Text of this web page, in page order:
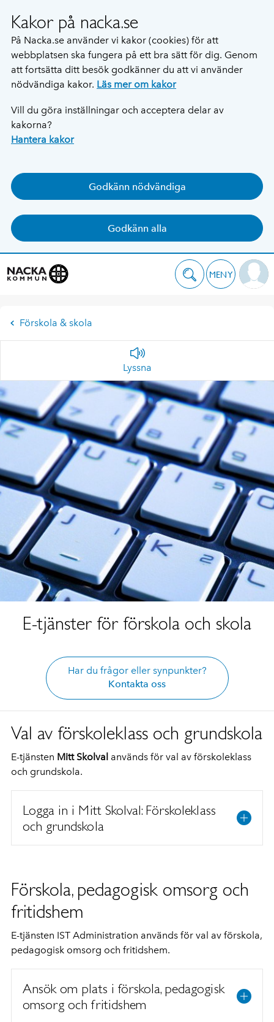
Kakor på nacka.se
På Nacka.se använder vi kakor (cookies) för att
webbplatsen ska fungera på ett bra sätt för dig. Genom
att fortsätta ditt besök godkänner du att vi använder
nödvändiga kakor. Läs mer om kakor
Vill du göra inställningar och acceptera delar av
kakorna?
Hantera kakor
Godkänn nödvändiga
Godkänn alla
MENY
Förskola & skola
Lyssna
E-tjänster för förskola och skola
Har du frågor eller synpunkter?
Kontakta oss
Val av förskoleklass och grundskola
E-tjänsten Mitt Skolval används för val av förskoleklass
och grundskola.
Logga in i Mitt Skolval: Förskoleklass
och grundskola
Förskola, pedagogisk omsorg och
fritidshem
E-tjänsten IST Administration används för val av förskola,
pedagogisk omsorg och fritidshem.
Ansök om plats i förskola, pedagogisk
omsorg och fritidshem